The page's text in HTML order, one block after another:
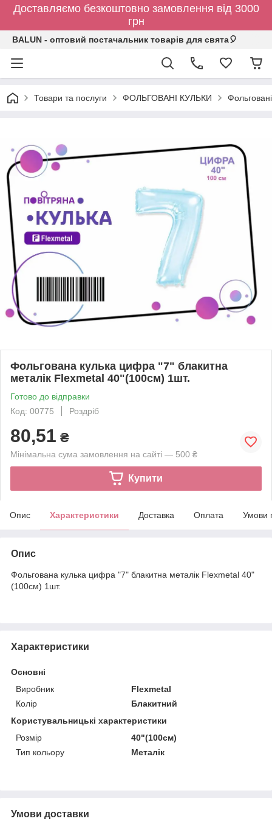
Доставляємо безкоштовно замовлення від 3000
грн
BALUN - оптовий постачальник товарів для свята🎈
Товари та послуги ФОЛЬГОВАНІ КУЛЬКИ
Фольгована кулька цифра "7" блакитна
металік Flexmetal 40"(100см) 1шт.
Готово до відправки
Код: 00775
Роздріб
80,51 ₴
Мінімальна сума замовлення на сайті — 500 ₴
Купити
Опис Характеристики Доставка Оплата Умови
Опис
Фольгована кулька цифра "7" блакитна металік Flexmetal 40"
(100см) 1шт.
Характеристики
Основні
Виробник
Flexmetal
Колір
Блакитний
Користувальницькі характеристики
Розмір
40"(100см)
Тип кольору
Металік
Умови доставки